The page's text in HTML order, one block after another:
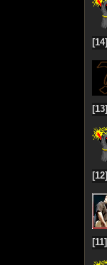
[14]
[13]
[12]
[11]